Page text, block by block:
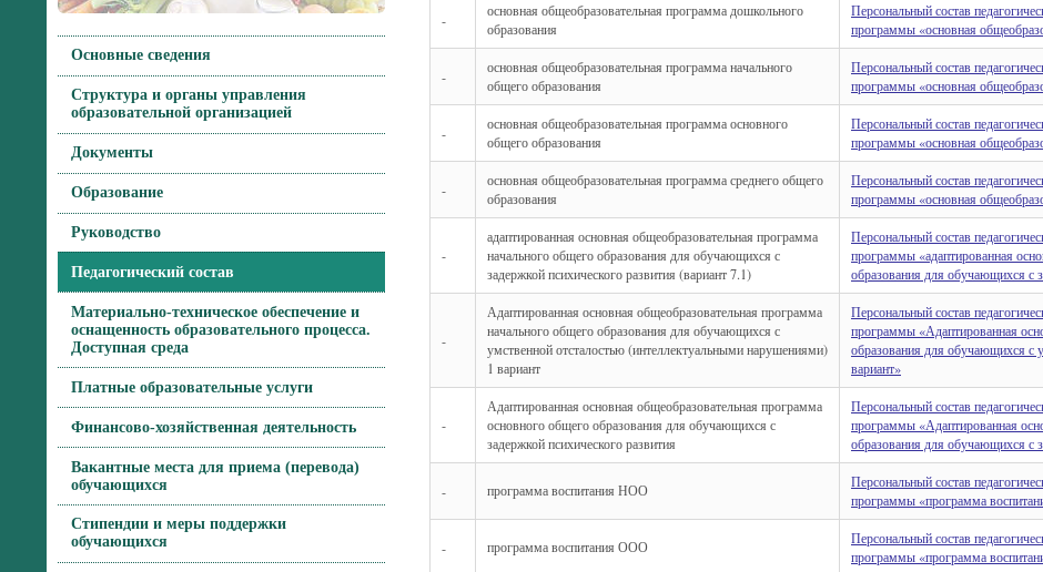
Основные сведения
Структура и органы управления
образовательной организацией
Документы
Образование
Руководство
Педагогический состав
Материально-техническое обеспечение и
оснащенность образовательного процесса.
Доступная среда
Платные образовательные услуги
Финансово-хозяйственная деятельность
Вакантные места для приема (перевода)
обучающихся
Стипендии и меры поддержки
обучающихся
-
основная общеобразовательная программа дошкольного
образования
Персональный состав
программы «основная
-
основная общеобразовательная программа начального
общего образования
Персональный состав
программы «основная
-
основная общеобразовательная программа основного
общего образования
Персональный состав
программы «основная
-
основная общеобразовательная программа среднего общего
образования
Персональный состав
программы «основная
-
адаптированная основная общеобразовательная программа
начального общего образования для обучающихся с
задержкой психического развития (вариант 7.1)
Персональный состав
программы «адаптированная
образования для обучающихся с
-
Адаптированная основная общеобразовательная программа
начального общего образования для обучающихся с
умственной отсталостью (интеллектуальными нарушениями)
1 вариант
Персональный состав
программы «Адаптированная
образования для обучающихся с
вариант»
-
Адаптированная основная общеобразовательная программа
основного общего образования для обучающихся с
задержкой психического развития
Персональный состав
программы «Адаптированная
образования для обучающихся с
- программа воспитания НОО
Персональный состав
программы «программа
- программа воспитания ООО
Персональный состав
программы «программа